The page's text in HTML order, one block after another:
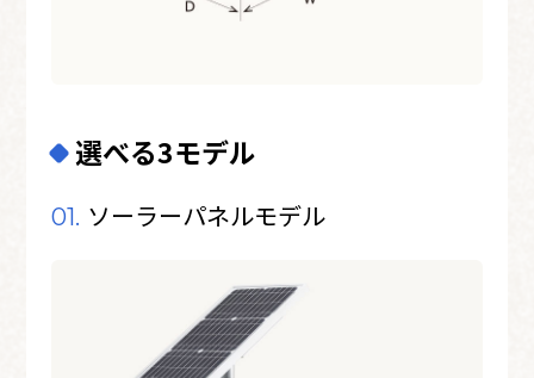
選べる3モデル
ソーラーパネルモデル